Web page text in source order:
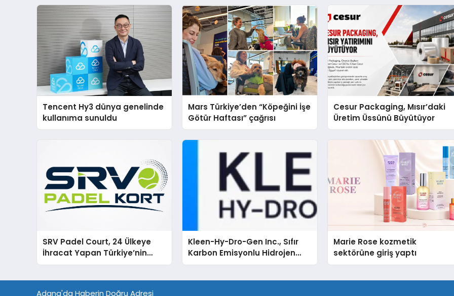
Tencent Hy3 dünya genelinde
kullanıma sunuldu
Mars Türkiye’den “Köpeğini İşe
Götür Haftası” çağrısı
Cesur Packaging, Mısır’daki
Üretim Üssünü Büyütüyor
SRV Padel Court, 24 Ülkeye
İhracat Yapan Türkiye’nin
Padel Kortu Üretim Gücü
Kleen-Hy-Dro-Gen Inc., Sıfır
Karbon Emisyonlu Hidrojen
Isıtma Teknolojisinde ISO ve
Marie Rose kozmetik
sektörüne giriş yaptı
Adana'da Haberin Doğru Adresi